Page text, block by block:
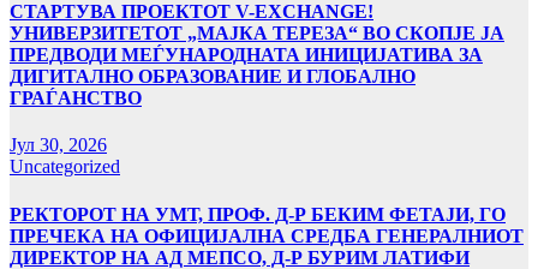
СТАРТУВА ПРОЕКТОТ V-EXCHANGE!
УНИВЕРЗИТЕТОТ „МАЈКА ТЕРЕЗА“ ВО СКОПЈЕ ЈА
ПРЕДВОДИ МЕЃУНАРОДНАТА ИНИЦИЈАТИВА ЗА
ДИГИТАЛНО ОБРАЗОВАНИЕ И ГЛОБАЛНО
ГРАЃАНСТВО
Јул 30, 2026
Uncategorized
РЕКТОРОТ НА УМТ, ПРОФ. Д-Р БЕКИМ ФЕТАЈИ, ГО
ПРЕЧЕКА НА ОФИЦИЈАЛНА СРЕДБА ГЕНЕРАЛНИОТ
ДИРЕКТОР НА АД МЕПСО, Д-Р БУРИМ ЛАТИФИ